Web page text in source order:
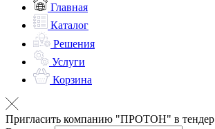
Главная
Каталог
Решения
Услуги
Корзина
Пригласить компанию "ПРОТОН" в тендер